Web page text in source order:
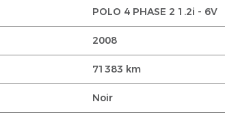
POLO 4 PHASE 2 1.2i - 6V
2008
71383 km
Noir